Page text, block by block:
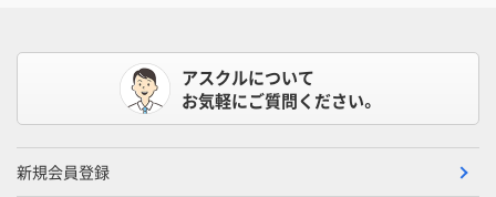
アスクルについて
お気軽にご質問ください。
新規会員登録